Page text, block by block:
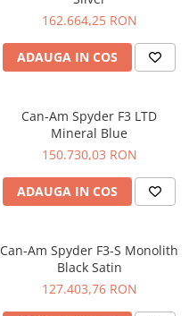
162.664,25 RON
ADAUGA IN COS
Can-Am Spyder F3 LTD
Mineral Blue
150.730,03 RON
ADAUGA IN COS
Can-Am Spyder F3-S Monolith
Black Satin
127.403,76 RON